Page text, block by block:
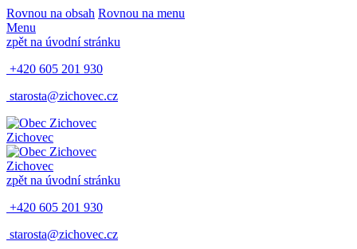
Rovnou na obsah Rovnou na menu
Menu
zpět na úvodní stránku
+420 605 201 930
starosta@zichovec.cz
Zichovec
Zichovec
zpět na úvodní stránku
+420 605 201 930
starosta@zichovec.cz